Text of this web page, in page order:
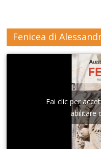
Fenicea di
Fai clic per
abilitare